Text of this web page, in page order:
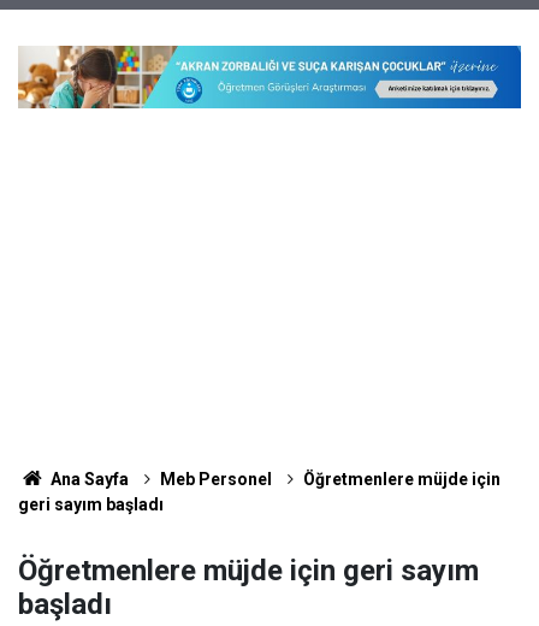
Ana Sayfa Meb Personel
Öğretmenlere müjde için
geri sayım başladı
Öğretmenlere müjde için geri sayım
başladı